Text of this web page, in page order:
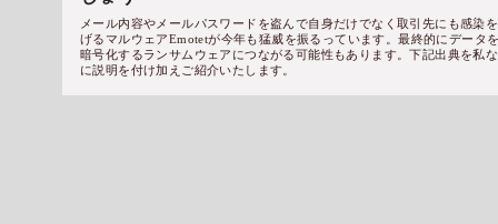
メール内容やメールパスワードを盗んで自身だけでなく取引先にも感染
げるマルウェアEmotetが今年も猛威を振るっています。最終的にデータを
暗号化するランサムウェアにつながる可能性もあります。下記出典を私な
に説明を付け加えご紹介いたします。